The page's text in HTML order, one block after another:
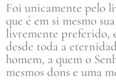
Foi unicamente pelo
que é em si mesmo
livremente preferido,
desde toda a
homem, a quem o
mesmos dons e uma